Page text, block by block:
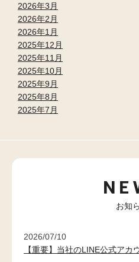
2026年3月
2026年2月
2026年1月
2025年12月
2025年11月
2025年10月
2025年9月
2025年8月
2025年7月
お知
2026/07/10
【重要】当社のLINE公式アカ